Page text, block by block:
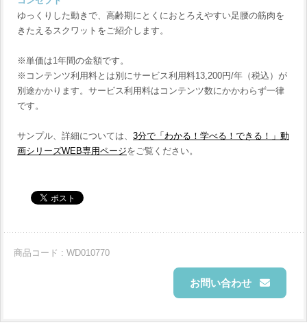
ゆっくりした動きで、高齢期にとくにおとろえやすい足腰の筋肉を
きたえるスクワットをご紹介します。
※単価は1年間の金額です。
※コンテンツ利用料とは別にサービス利用料13,200円/年（税込）が
別途かかります。サービス利用料はコンテンツ数にかかわらず一律
です。
サンプル、詳細については、 3分で「わかる！学べる！できる！」動
画シリーズWEB専用ページをご覧ください。
商品コード : WD010770
お問い合わせ